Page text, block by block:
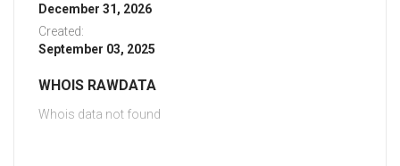
December 31, 2026
Created:
September 03, 2025
WHOIS RAWDATA
Whois data not found